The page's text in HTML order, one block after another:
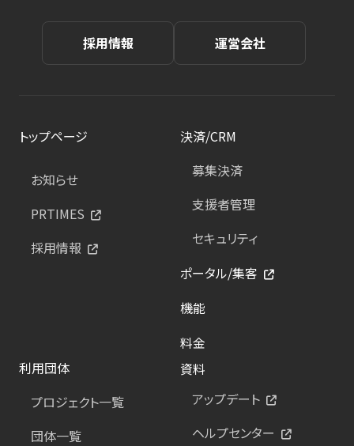
採用情報 運営会社
トップページ
お知らせ
PRTIMES
採用情報
決済/CRM
募集決済
支援者管理
セキュリティ
ポータル/集客
機能
料金
利用団体
プロジェクト一覧
団体一覧
資料
アップデート
ヘルプセンター